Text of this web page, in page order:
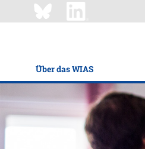
Über das WIAS